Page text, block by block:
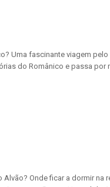
Uma fascinante viagem
do Românico e passa por
Onde ficar a dormir na